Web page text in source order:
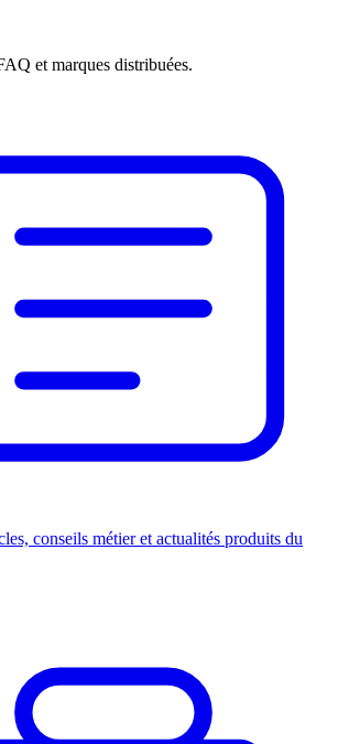
et marques distribuées.
conseils métier et actualités produits du